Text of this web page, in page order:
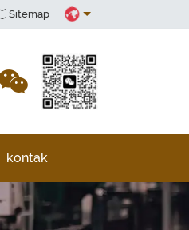
Sitemap
kontak